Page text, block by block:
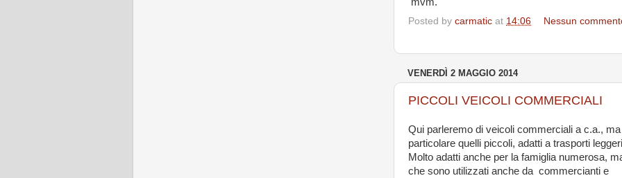
Posted by carmatic at 14:06 Nessun
VENERDÌ 2 MAGGIO 2014
PICCOLI VEICOLI COMMERCIALI
Qui parleremo di veicoli commerciali a c.a.,
particolare quelli piccoli, adatti a trasporti
Molto adatti anche per la famiglia numerosa,
che sono utilizzati anche da commercianti e